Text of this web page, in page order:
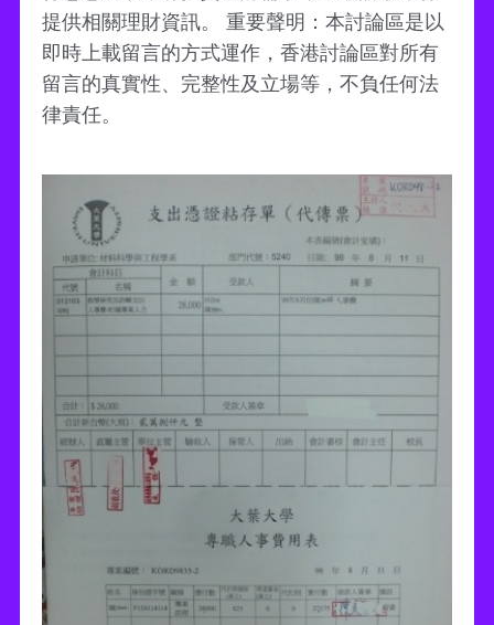
提供相關理財資訊。 重要聲明：本討論區是以
即時上載留言的方式運作，香港討論區對所有
留言的真實性、完整性及立場等，不負任何法
律責任。